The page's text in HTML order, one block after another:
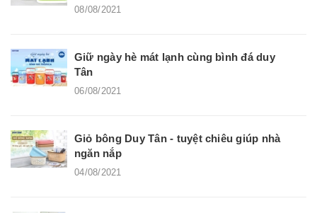
08/08/2021
Giữ ngày hè mát lạnh cùng bình đá duy
Tân
06/08/2021
Giỏ bông Duy Tân - tuyệt chiêu giúp nhà
ngăn nắp
04/08/2021